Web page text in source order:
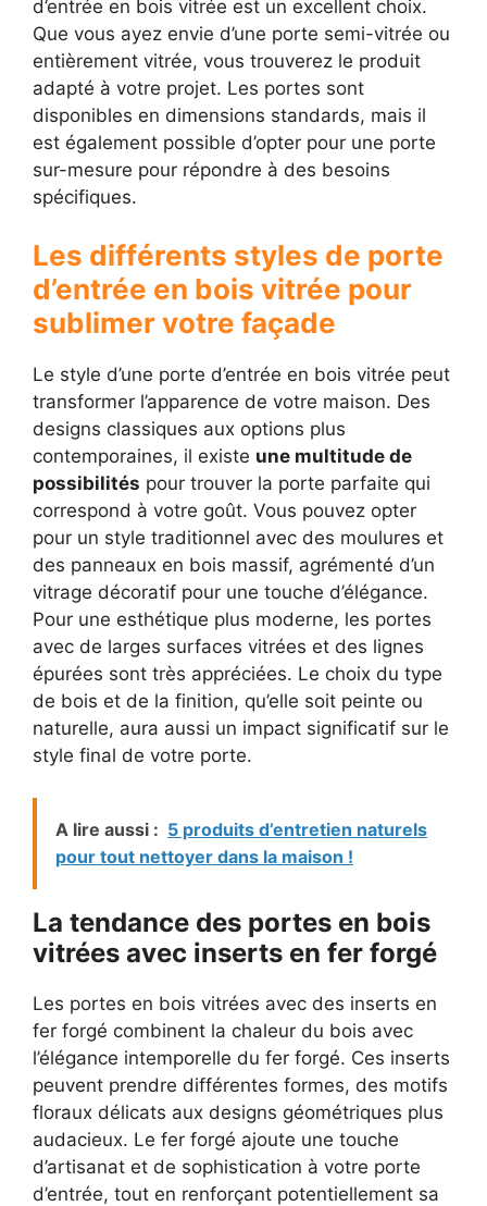
d’entrée en bois vitrée est un excellent choix.
Que vous ayez envie d’une porte semi-vitrée ou
entièrement vitrée, vous trouverez le produit
adapté à votre projet. Les portes sont
disponibles en dimensions standards, mais il
est également possible d’opter pour une porte
sur-mesure pour répondre à des besoins
spécifiques.
Les différents styles de porte
d’entrée en bois vitrée pour
sublimer votre façade
Le style d’une porte d’entrée en bois vitrée peut
transformer l’apparence de votre maison. Des
designs classiques aux options plus
contemporaines, il existe une multitude de
possibilités pour trouver la porte parfaite qui
correspond à votre goût. Vous pouvez opter
pour un style traditionnel avec des moulures et
des panneaux en bois massif, agrémenté d’un
vitrage décoratif pour une touche d’élégance.
Pour une esthétique plus moderne, les portes
avec de larges surfaces vitrées et des lignes
épurées sont très appréciées. Le choix du type
de bois et de la finition, qu’elle soit peinte ou
naturelle, aura aussi un impact significatif sur le
style final de votre porte.
A lire aussi : 5 produits d’entretien naturels
pour tout nettoyer dans la maison !
La tendance des portes en bois
vitrées avec inserts en fer forgé
Les portes en bois vitrées avec des inserts en
fer forgé combinent la chaleur du bois avec
l’élégance intemporelle du fer forgé. Ces inserts
peuvent prendre différentes formes, des motifs
floraux délicats aux designs géométriques plus
audacieux. Le fer forgé ajoute une touche
d’artisanat et de sophistication à votre porte
d’entrée, tout en renforçant potentiellement sa